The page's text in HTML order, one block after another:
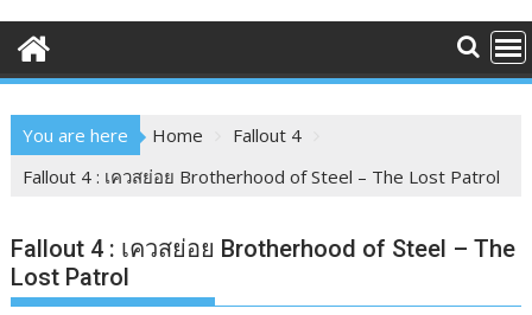
You are here Home
Fallout 4
Fallout 4 : เควสย่อย Brotherhood of Steel – The Lost Patrol
Fallout 4 : เควสย่อย Brotherhood of Steel – The
Lost Patrol